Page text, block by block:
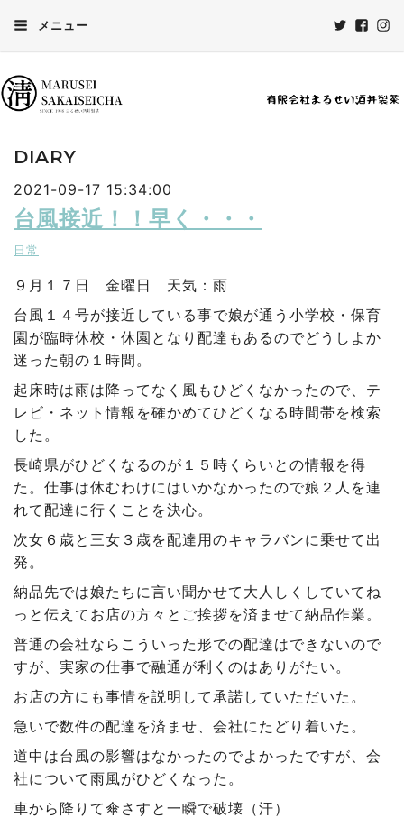
メニュー
DIARY
2021-09-17 15:34:00
台風接近！！早く・・・
日常
９月１７日 金曜日 天気：雨
台風１４号が接近している事で娘が通う小学校・保育
園が臨時休校・休園となり配達もあるのでどうしよか
迷った朝の１時間。
起床時は雨は降ってなく風もひどくなかったので、テ
レビ・ネット情報を確かめてひどくなる時間帯を検索
した。
長崎県がひどくなるのが１５時くらいとの情報を得
た。仕事は休むわけにはいかなかったので娘２人を連
れて配達に行くことを決心。
次女６歳と三女３歳を配達用のキャラバンに乗せて出
発。
納品先では娘たちに言い聞かせて大人しくしていてね
っと伝えてお店の方々とご挨拶を済ませて納品作業。
普通の会社ならこういった形での配達はできないので
すが、実家の仕事で融通が利くのはありがたい。
お店の方にも事情を説明して承諾していただいた。
急いで数件の配達を済ませ、会社にたどり着いた。
道中は台風の影響はなかったのでよかったですが、会
社について雨風がひどくなった。
車から降りて傘さすと一瞬で破壊（汗）